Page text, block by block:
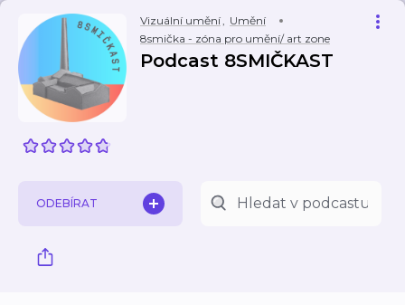
Vizuální umění, Umění
8smička - zóna pro umění/ art zone
Podcast 8SMIČKAST
ODEBÍRAT